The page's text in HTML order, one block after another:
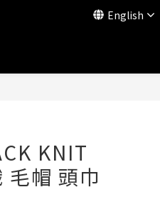
English
KNIT
毛帽 頭巾